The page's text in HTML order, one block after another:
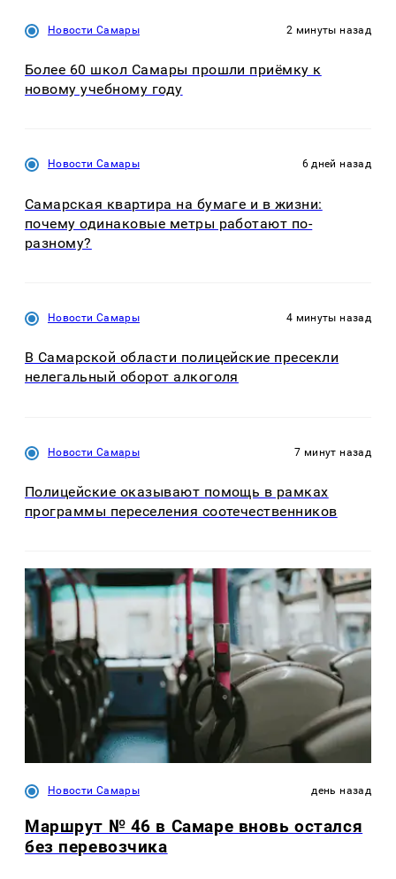
Новости Самары 2 минуты назад
Более 60 школ Самары прошли приёмку к
новому учебному году
Новости Самары 6 дней назад
Самарская квартира на бумаге и в жизни:
почему одинаковые метры работают по-
разному?
Новости Самары 4 минуты назад
В Самарской области полицейские пресекли
нелегальный оборот алкоголя
Новости Самары 7 минут назад
Полицейские оказывают помощь в рамках
программы переселения соотечественников
Новости Самары день назад
Маршрут № 46 в Самаре вновь остался
без перевозчика